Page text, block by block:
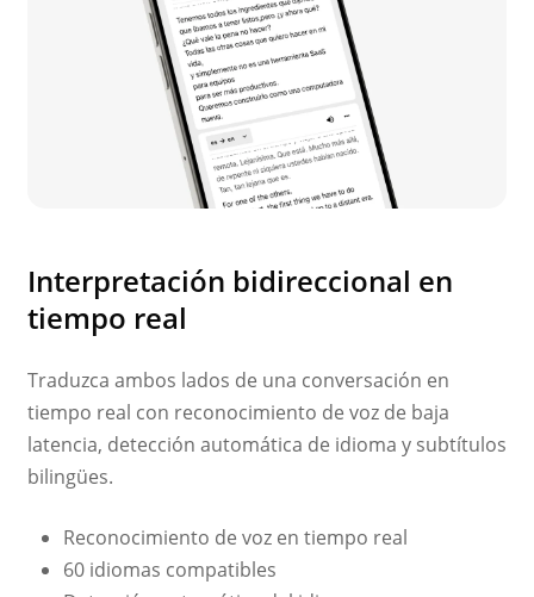
Interpretación bidireccional en
tiempo real
Traduzca ambos lados de una conversación en
tiempo real con reconocimiento de voz de baja
latencia, detección automática de idioma y subtítulos
bilingües.
Reconocimiento de voz en tiempo real
60 idiomas compatibles